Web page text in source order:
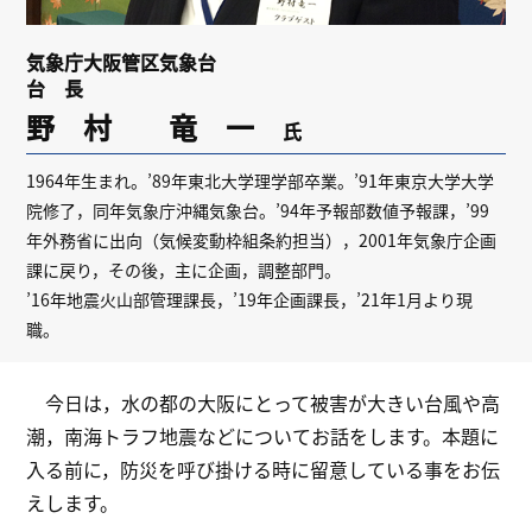
気象庁大阪管区気象台
台 長
野 村 竜 一 氏
1964年生まれ。’89年東北大学理学部卒業。’91年東京大学大学
院修了，同年気象庁沖縄気象台。’94年予報部数値予報課，’99
年外務省に出向（気候変動枠組条約担当），2001年気象庁企画
課に戻り，その後，主に企画，調整部門。
’16年地震火山部管理課長，’19年企画課長，’21年1月より現
職。
今日は，水の都の大阪にとって被害が大きい台風や高
潮，南海トラフ地震などについてお話をします。本題に
入る前に，防災を呼び掛ける時に留意している事をお伝
えします。